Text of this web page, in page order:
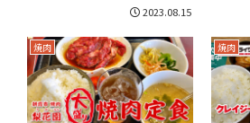
2023.08.15
焼肉 焼肉